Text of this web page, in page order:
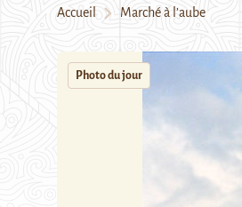
Accueil Marché à l’aube
Photo du jour